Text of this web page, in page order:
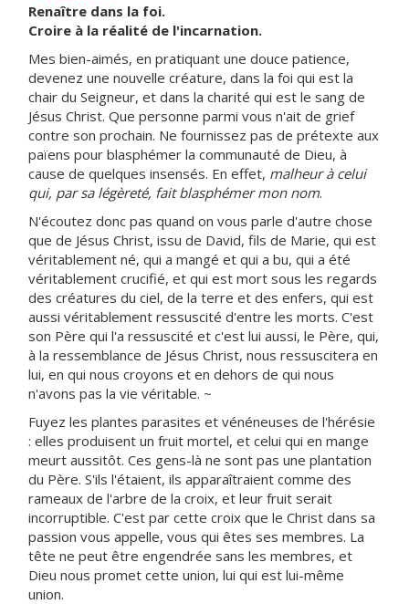
Renaître dans la foi.
Croire à la réalité de l'incarnation.
Mes bien-aimés, en pratiquant une douce patience,
devenez une nouvelle créature, dans la foi qui est la
chair du Seigneur, et dans la charité qui est le sang de
Jésus Christ. Que personne parmi vous n'ait de grief
contre son prochain. Ne fournissez pas de prétexte aux
païens pour blasphémer la communauté de Dieu, à
cause de quelques insensés. En effet, malheur à celui
qui, par sa légèreté, fait blasphémer mon nom.
N'écoutez donc pas quand on vous parle d'autre chose
que de Jésus Christ, issu de David, fils de Marie, qui est
véritablement né, qui a mangé et qui a bu, qui a été
véritablement crucifié, et qui est mort sous les regards
des créatures du ciel, de la terre et des enfers, qui est
aussi véritablement ressuscité d'entre les morts. C'est
son Père qui l'a ressuscité et c'est lui aussi, le Père, qui,
à la ressemblance de Jésus Christ, nous ressuscitera en
lui, en qui nous croyons et en dehors de qui nous
n'avons pas la vie véritable. ~
Fuyez les plantes parasites et vénéneuses de l'hérésie
: elles produisent un fruit mortel, et celui qui en mange
meurt aussitôt. Ces gens-là ne sont pas une plantation
du Père. S'ils l'étaient, ils apparaîtraient comme des
rameaux de l'arbre de la croix, et leur fruit serait
incorruptible. C'est par cette croix que le Christ dans sa
passion vous appelle, vous qui êtes ses membres. La
tête ne peut être engendrée sans les membres, et
Dieu nous promet cette union, lui qui est lui-même
union.